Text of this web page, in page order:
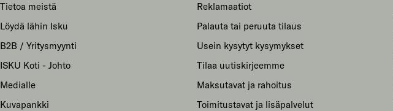
Tietoa meistä
Löydä lähin Isku
B2B / Yritysmyynti
ISKU Koti - Johto
Medialle
Kuvapankki
Reklamaatiot
Palauta tai peruuta tilaus
Usein kysytyt kysymykset
Tilaa uutiskirjeemme
Maksutavat ja rahoitus
Toimitustavat ja lisäpalvelut